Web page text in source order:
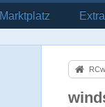
Marktplatz